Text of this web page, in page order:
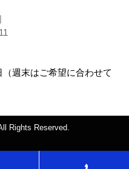
週末はご希望に合わせて
Rights Reserved.